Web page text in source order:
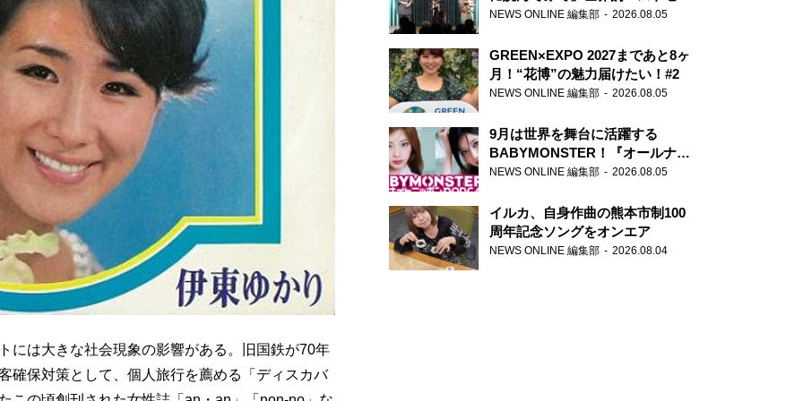
には大きな社会現象の影響がある。旧国鉄が70年
確保対策として、個人旅行を薦める「ディスカバ
ー『アナスタシア』を紹介
NEWS ONLINE 編集部 2026.08.05
GREEN×EXPO 2027まであと8ヶ
月！“花博”の魅力届けたい！#2
NEWS ONLINE 編集部 2026.08.05
9月は世界を舞台に活躍する
BABYMONSTER！『オールナイ
トニッポンPODCAST』月替わり
NEWS ONLINE 編集部 2026.08.05
イルカ、自身作曲の熊本市制100
周年記念ソングをオンエア
NEWS ONLINE 編集部 2026.08.04